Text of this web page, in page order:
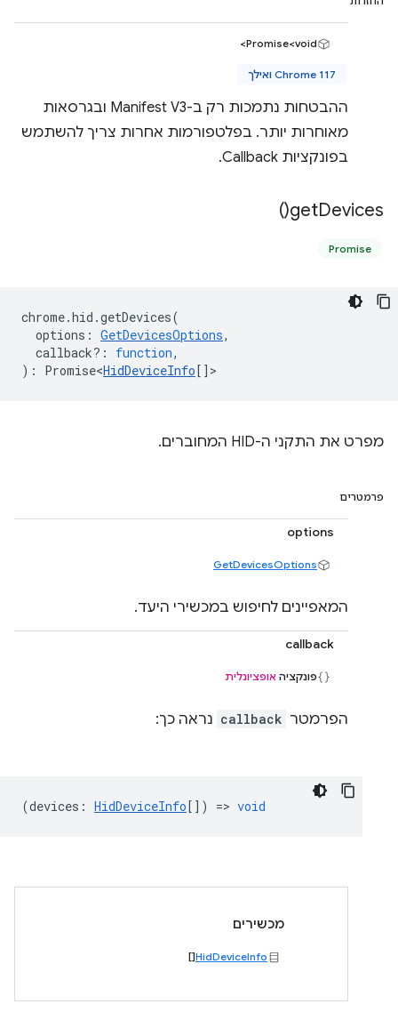
Promise<void>
Chrome 117 ואילך
ההבטחות נתמכות רק ב-Manifest V3 ובגרסאות
מאוחרות יותר. בפלטפורמות אחרות צריך להשתמש
בפונקציות Callback.
getDevices(
)
Promise
chrome.hid .getDevices(
options : GetDevicesOptions,
callback? : function,
) : Promise<HidDeviceInfo[] >
מפרט את התקני ה-HID המחוברים.
פרמטרים
options
GetDevicesOptions
המאפיינים לחיפוש במכשירי היעד.
callback
פונקציה אופציונלית
הפרמטר callback נראה כך:
(devices : HidDeviceInfo[]) => void
מכשירים
HidDeviceInfo
[]